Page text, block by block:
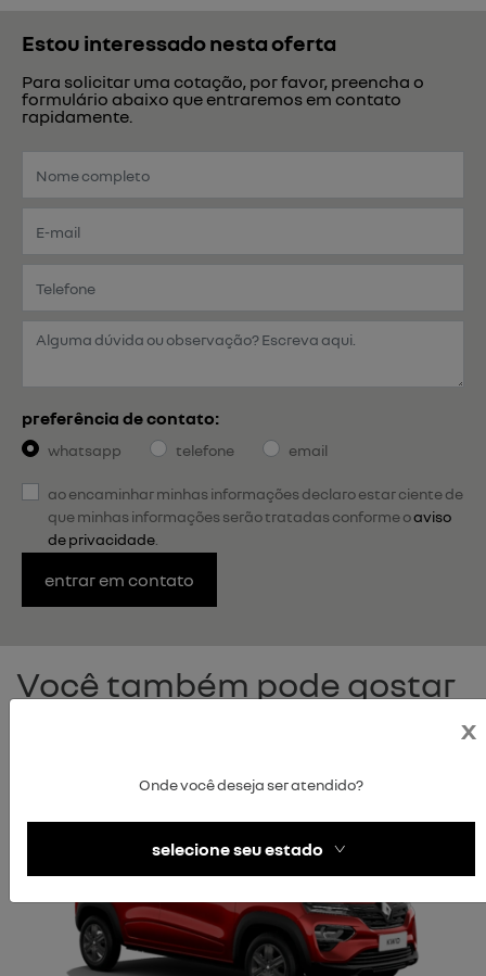
Estou interessado nesta oferta
Para solicitar uma cotação, por favor, preencha o
formulário abaixo que entraremos em contato
rapidamente.
preferência de contato:
whatsapp telefone email
ao encaminhar minhas informações declaro estar ciente de
que minhas informações serão tratadas conforme oaviso
de privacidade
entrar em contato
Você também pode gostar
x
Onde você deseja ser atendido?
selecione seu estado